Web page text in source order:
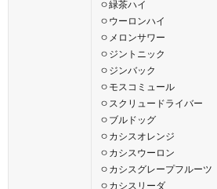
ㅇ緑茶ハイ
ㅇウーロンハイ
ㅇメロンサワー
ㅇジントニック
ㅇジンバック
ㅇモスコミュール
ㅇスクリュードライバー
ㅇブルドッグ
ㅇカシスオレンジ
ㅇカシスウーロン
ㅇカシスグレープフルーツ
ㅇカシスリーダ